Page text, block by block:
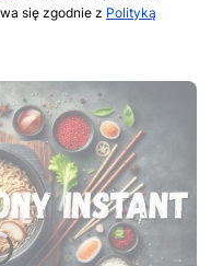
się zgodnie z Polityką